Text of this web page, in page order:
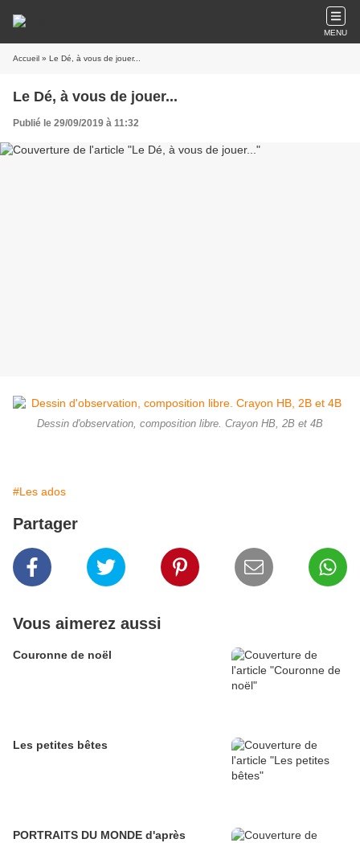
MENU
Accueil » Le Dé, à vous de jouer...
Le Dé, à vous de jouer...
Publié le 29/09/2019 à 11:32
Dessin d'observation, composition libre. Crayon HB, 2B et 4B
#Les ados
Partager
Vous aimerez aussi
Couronne de noël
Les petites bêtes
PORTRAITS DU MONDE d'après